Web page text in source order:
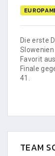
Die erste
Favorit
Finale
41.
TEAM